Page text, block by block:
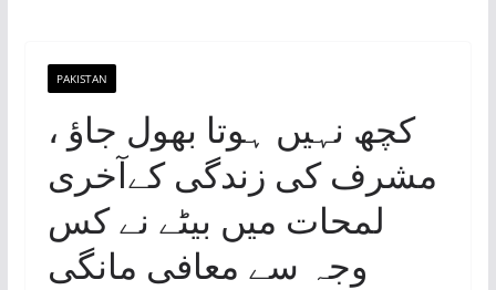
PAKISTAN
کچھ نہیں ہوتا بھول جاؤ ،
مشرف کی زندگی کےآخری
لمحات میں بیٹے نے کس
وجہ سے معافی مانگی